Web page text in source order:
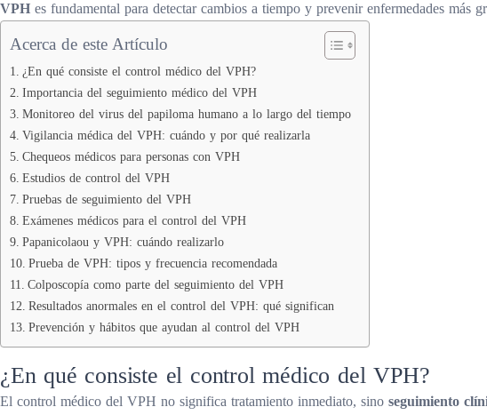
VPH es fundamental para detectar cambios a tiempo y prevenir enfermedades más
Acerca de este Artículo
¿En qué consiste el control médico del VPH?
Importancia del seguimiento médico del VPH
Monitoreo del virus del papiloma humano a lo largo del tiempo
Vigilancia médica del VPH: cuándo y por qué realizarla
Chequeos médicos para personas con VPH
Estudios de control del VPH
Pruebas de seguimiento del VPH
Exámenes médicos para el control del VPH
Papanicolaou y VPH: cuándo realizarlo
Prueba de VPH: tipos y frecuencia recomendada
Colposcopía como parte del seguimiento del VPH
Resultados anormales en el control del VPH: qué significan
Prevención y hábitos que ayudan al control del VPH
¿En qué consiste el control médico del VPH?
El control médico del VPH no significa tratamiento inmediato, sino seguimiento